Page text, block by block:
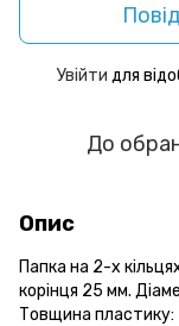
Увійти для
До
Опис
Папка на 2-х
корінця 25 мм.
Товщина пластику: